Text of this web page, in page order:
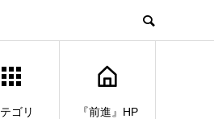
ゴリ 『前進』HP